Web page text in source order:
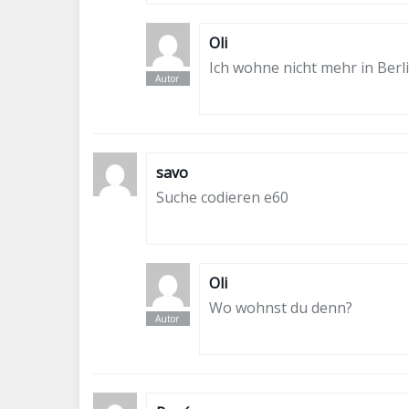
Oli
Ich wohne nicht mehr in
savo
Suche codieren e60
Oli
Wo wohnst du denn?